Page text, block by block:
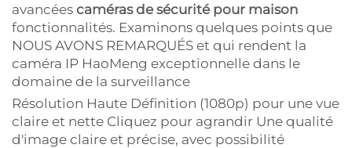
avancées caméras de sécurité pour maison
fonctionnalités. Examinons quelques points que
NOUS AVONS REMARQUÉS et qui rendent la
caméra IP HaoMeng exceptionnelle dans le
domaine de la surveillance
Résolution Haute Définition (1080p) pour une vue
claire et nette Cliquez pour agrandir Une qualité
d'image claire et précise, avec possibilité